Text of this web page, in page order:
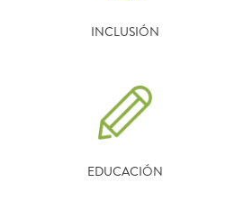
INCLUSIÓN
EDUCACIÓN